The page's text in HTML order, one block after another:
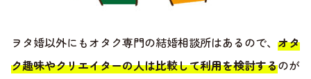
ヲタ婚以外にもオタク専門の結婚相談所はあるので、 オタ
ク趣味やクリエイターの人は比較して利用を検討するのが